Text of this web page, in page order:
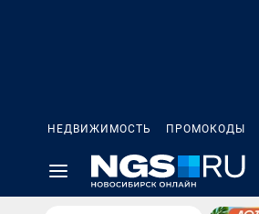
НЕДВИЖИМОСТЬ ПРОМОКОДЫ